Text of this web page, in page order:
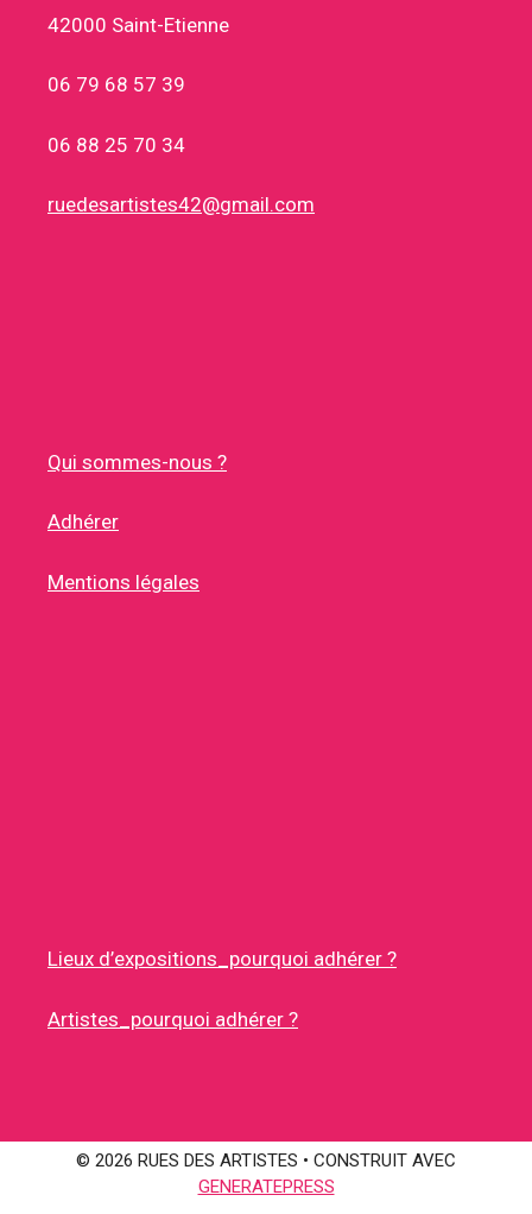
42000 Saint-Etienne
06 79 68 57 39
06 88 25 70 34
ruedesartistes42@gmail.com
Qui sommes-nous ?
Adhérer
Mentions légales
Lieux d’expositions_pourquoi adhérer ?
Artistes_pourquoi adhérer ?
© 2026 RUES DES ARTISTES • CONSTRUIT AVEC
GENERATEPRESS